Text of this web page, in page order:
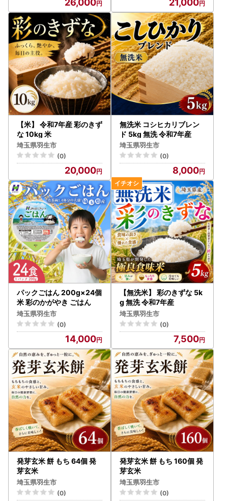
【米】 令和7年産 彩のきず
な 10kg 米
埼玉県羽生市
(0)
20,000
無洗米 コシヒカリブレン
ド 5kg 無洗 令和7年産
埼玉県羽生市
(0)
8,000
パックごはん 200g×24個
米 彩のかがやき ごはん
埼玉県羽生市
(0)
14,000
【無洗米】 彩のきずな 5k
g 無洗 令和7年産
埼玉県羽生市
(0)
7,500
発芽玄米 餅 もち 64個 発
芽玄米
埼玉県羽生市
(0)
発芽玄米 餅 もち 160個 発
芽玄米
埼玉県羽生市
(0)